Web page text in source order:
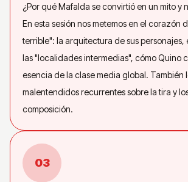
¿Por qué Mafalda se convirtió en un mito y
En esta sesión nos metemos en el corazón
terrible": la arquitectura de sus
las "localidades intermedias", cómo Quino
esencia de la clase media global. También
malentendidos recurrentes sobre la tira y
composición.
03